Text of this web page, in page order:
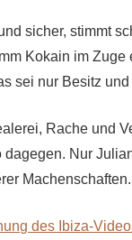
sicher, stimmt
Kokain im Zuge
sei nur Besitz
Rache und
Nur
Machenschaften.
des Ibiza-